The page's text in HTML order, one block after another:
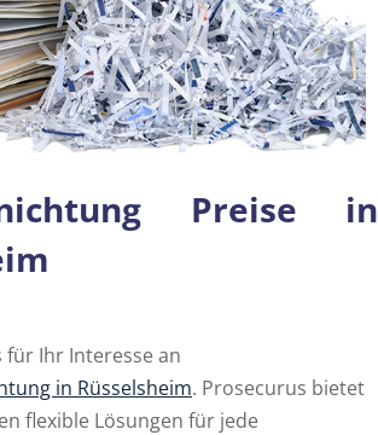
Preise in
Ihr Interesse an
in Rüsselsheim. Prosecurus bietet
flexible Lösungen für jede